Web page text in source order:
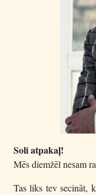
Soli atpakaļ!
Mēs diemžēl nesam
Tas liks tev secināt,